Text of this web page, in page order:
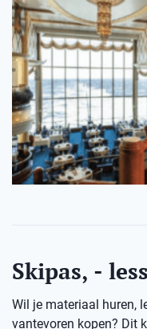
Skipas, -
Wil je materiaal huren,
vantevoren kopen? Dit